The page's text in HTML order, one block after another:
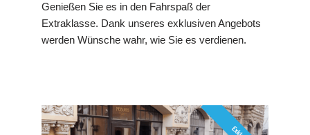
Genießen Sie es in den Fahrspaß der
Extraklasse. Dank unseres exklusiven Angebots
werden Wünsche wahr, wie Sie es verdienen.